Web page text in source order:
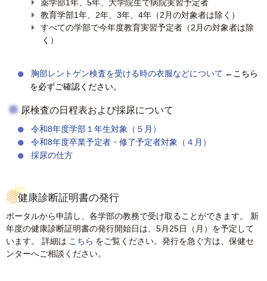
薬学部1年、5年、大学院生で病院実習予定者
教育学部1年、2年、3年、4年（2月の対象者は除く）
すべての学部で今年度教育実習予定者（2月の対象者は除
く）
胸部レントゲン検査を受ける時の衣服などについて ←こちら
を必ずご確認ください。
尿検査の日程表および採尿について
令和8年度学部１年生対象（５月）
令和8年度卒業予定者・修了予定者対象（４月）
採尿の仕方
健康診断証明書の発行
ポータルから申請し、各学部の教務で受け取ることができます。 新
年度の健康診断証明書の発行開始日は、5月25日（月）を予定して
います。 詳細は こちら をご覧ください。発行を急ぐ方は、保健セ
ンターへご相談ください。